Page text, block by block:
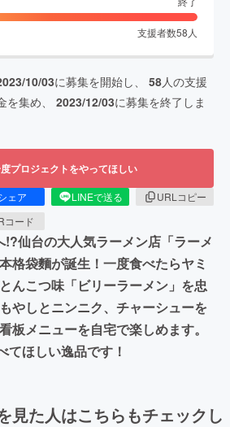
支援者数58 人
10/03に募集を開始し、 58人の支援
を集め、 2023/12/03に募集を終了しま
プロジェクトをやってほしい
ェア LINEで送る
URLコピー
コード
仙台の大人気ラーメン店「ラーメ
格袋麵が誕生！一度食べたらヤミ
んこつ味「ビリーラーメン」を忠
やしとニンニク、チャーシューを
板メニューを自宅で楽しめます。
てほしい逸品です！
見た人はこちらもチェックし